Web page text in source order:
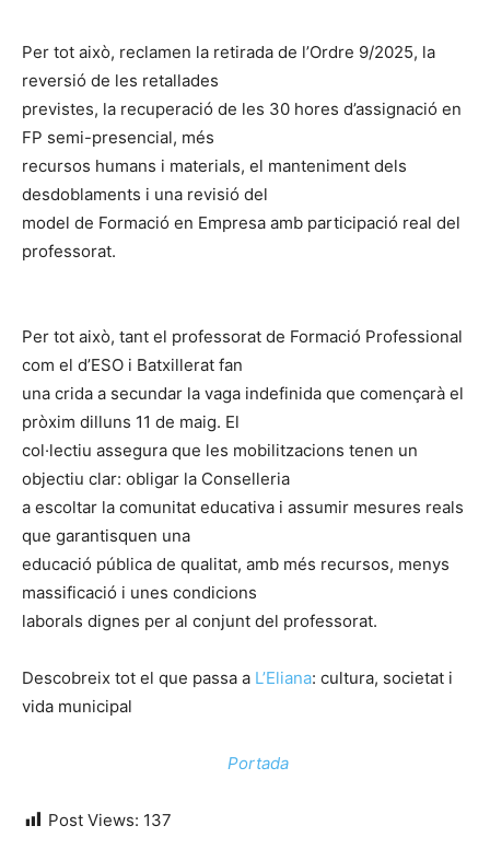
Per tot això, reclamen la retirada de l’Ordre 9/2025, la
reversió de les retallades
previstes, la recuperació de les 30 hores d’assignació en
FP semi-presencial, més
recursos humans i materials, el manteniment dels
desdoblaments i una revisió del
model de Formació en Empresa amb participació real del
professorat.
Per tot això, tant el professorat de Formació Professional
com el d’ESO i Batxillerat fan
una crida a secundar la vaga indefinida que començarà el
pròxim dilluns 11 de maig. El
col·lectiu assegura que les mobilitzacions tenen un
objectiu clar: obligar la Conselleria
a escoltar la comunitat educativa i assumir mesures reals
que garantisquen una
educació pública de qualitat, amb més recursos, menys
massificació i unes condicions
laborals dignes per al conjunt del professorat.
Descobreix tot el que passa a L’Eliana: cultura, societat i
vida municipal
Portada
Post Views: 137